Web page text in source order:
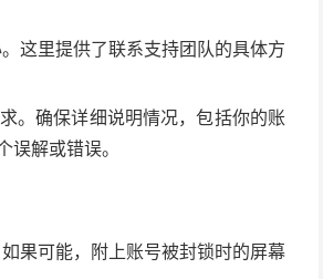
这里提供了联系支持团队的具体方
。确保详细说明情况，包括你的账
解或错误。
果可能，附上账号被封锁时的屏幕